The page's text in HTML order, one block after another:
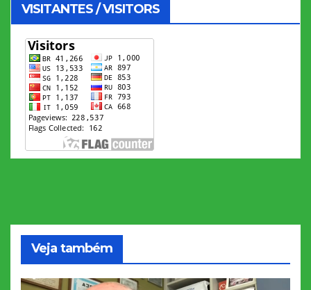
VISITANTES / VISITORS
Veja também